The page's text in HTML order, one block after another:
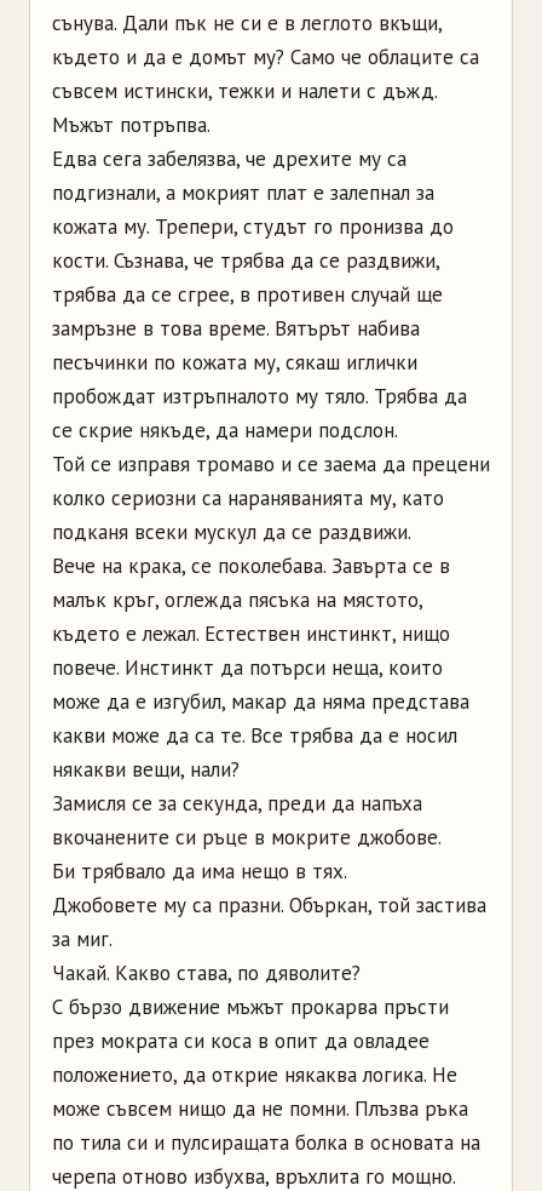
сънува. Дали пък не си е в леглото вкъщи,
където и да е домът му? Само че облаците са
съвсем истински, тежки и налети с дъжд.
Мъжът потръпва.
Едва сега забелязва, че дрехите му са
подгизнали, а мокрият плат е залепнал за
кожата му. Трепери, студът го пронизва до
кости. Съзнава, че трябва да се раздвижи,
трябва да се сгрее, в противен случай ще
замръзне в това време. Вятърът набива
песъчинки по кожата му, сякаш иглички
пробождат изтръпналото му тяло. Трябва да
се скрие някъде, да намери подслон.
Той се изправя тромаво и се заема да прецени
колко сериозни са нараняванията му, като
подканя всеки мускул да се раздвижи.
Вече на крака, се поколебава. Завърта се в
малък кръг, оглежда пясъка на мястото,
където е лежал. Естествен инстинкт, нищо
повече. Инстинкт да потърси неща, които
може да е изгубил, макар да няма представа
какви може да са те. Все трябва да е носил
някакви вещи, нали?
Замисля се за секунда, преди да напъха
вкочанените си ръце в мокрите джобове.
Би трябвало да има нещо в тях.
Джобовете му са празни. Объркан, той застива
за миг.
Чакай. Какво става, по дяволите?
С бързо движение мъжът прокарва пръсти
през мок­рата си коса в опит да овладее
положението, да открие някаква логика. Не
може съвсем нищо да не помни. Плъзва ръка
по тила си и пулсиращата болка в основата на
черепа отново избухва, връхлита го мощно.